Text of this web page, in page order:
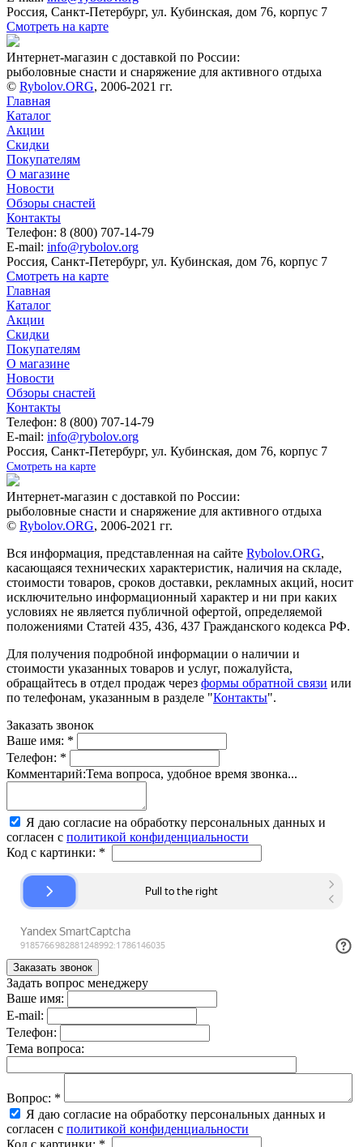
Россия, Санкт-Петербург, ул. Кубинская, дом 76, корпус 7
Смотреть на карте
Интернет-магазин с доставкой по России:
рыболовные снасти и снаряжение для активного отдыха
© Rybolov.ORG, 2006-2021 гг.
Главная
Каталог
Акции
Скидки
Покупателям
О магазине
Новости
Обзоры снастей
Контакты
Телефон: 8 (800) 707-14-79
E-mail: info@rybolov.org
Россия, Санкт-Петербург, ул. Кубинская, дом 76, корпус 7
Смотреть на карте
Главная
Каталог
Акции
Скидки
Покупателям
О магазине
Новости
Обзоры снастей
Контакты
Телефон: 8 (800) 707-14-79
E-mail: info@rybolov.org
Россия, Санкт-Петербург, ул. Кубинская, дом 76, корпус 7
Смотреть на карте
Интернет-магазин с доставкой по России:
рыболовные снасти и снаряжение для активного отдыха
© Rybolov.ORG, 2006-2021 гг.
Вся информация, представленная на сайте Rybolov.ORG,
касающаяся технических характеристик, наличия на складе,
стоимости товаров, сроков доставки, рекламных акций, носит
исключительно информационный характер и ни при каких
условиях не является публичной офертой, определяемой
положениями Статей 435, 436, 437 Гражданского кодекса РФ.
Для получения подробной информации о наличии и
стоимости указанных товаров и услуг, пожалуйста,
обращайтесь в отдел продаж через формы обратной связи или
по телефонам, указанным в разделе "Контакты".
Заказать звонок
Ваше имя: *
Телефон: *
Комментарий:Тема вопроса, удобное время звонка...
Я даю согласие на обработку персональных данных и
согласен с политикой конфиденциальности
Код с картинки: *
Задать вопрос менеджеру
Ваше имя:
E-mail:
Телефон:
Тема вопроса:
Вопрос: *
Я даю согласие на обработку персональных данных и
согласен с политикой конфиденциальности
Код с картинки: *